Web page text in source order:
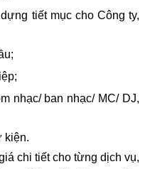
tiết mục cho Công ty,
nhạc/ ban nhạc/ MC/ DJ,
kiện.
chi tiết cho từng dịch vụ,